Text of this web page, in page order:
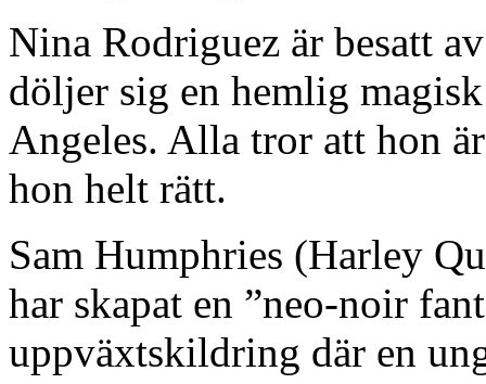
Nina Rodriguez är besatt
döljer sig en hemlig
Angeles. Alla tror att hon
hon helt rätt.
Sam Humphries (Harley
har skapat en ”neo-noir
uppväxtskildring där en